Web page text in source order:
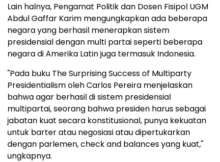
Lain halnya, Pengamat Politik dan Dosen Fisipol UGM
Abdul Gaffar Karim mengungkapkan ada beberapa
negara yang berhasil menerapkan sistem
presidensial dengan multi partai seperti beberapa
negara di Amerika Latin juga termasuk Indonesia.
"Pada buku The Surprising Success of Multiparty
Presidentialism oleh Carlos Pereira menjelaskan
bahwa agar berhasil di sistem presidensial
multipartai, seorang bahwa presiden harus sebagai
jabatan kuat secara konstitusional, punya kekuatan
untuk barter atau negosiasi atau dipertukarkan
dengan parlemen, check and balances yang kuat,"
ungkapnya.